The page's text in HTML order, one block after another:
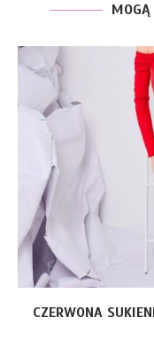
MOGĄ
CZERWONA